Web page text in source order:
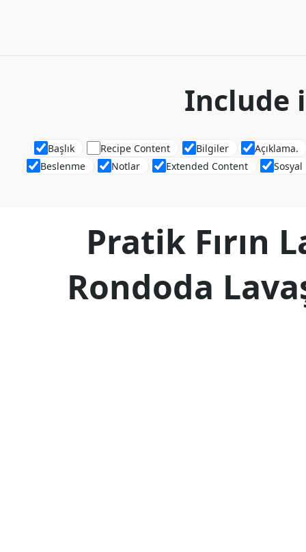
Include
Başlık Recipe Content Bilgiler
Açıklama.
Beslenme
Notlar Extended Content Sosyal
Pratik Fırın
Rondoda